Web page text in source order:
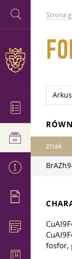
Strona
znak
fosfor,